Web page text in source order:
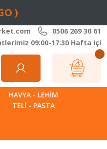
)
0506 269 30 61
09:00-17:30 Hafta içi
HAVYA - LEHIM
TELI - PASTA